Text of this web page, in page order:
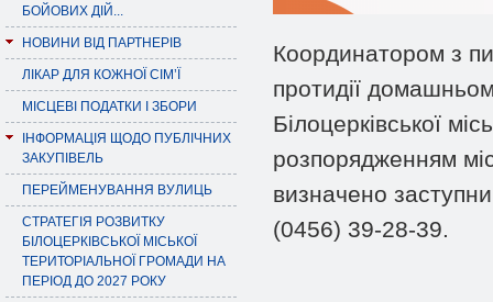
БОЙОВИХ ДІЙ...
НОВИНИ ВІД ПАРТНЕРІВ
ЛІКАР ДЛЯ КОЖНОЇ СІМ’Ї
МІСЦЕВІ ПОДАТКИ І ЗБОРИ
ІНФОРМАЦІЯ ЩОДО ПУБЛІЧНИХ
ЗАКУПІВЕЛЬ
ПЕРЕЙМЕНУВАННЯ ВУЛИЦЬ
СТРАТЕГІЯ РОЗВИТКУ
БІЛОЦЕРКІВСЬКОЇ МІСЬКОЇ
ТЕРИТОРІАЛЬНОЇ ГРОМАДИ НА
ПЕРІОД ДО 2027 РОКУ
Координатором з
протидії
Білоцерківської
розпорядженням
визначено
(0456) 39-28-39.